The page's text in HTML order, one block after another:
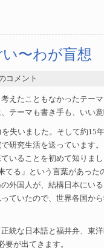
〜わが盲想
コメント
えたこともなかったテー
テーマも書き手も、いい
失いました。そして約15
研究生活を送っています。
いることを初めて知りま
てる」という言葉があった
外国人が、結構日本にい
ていたので、世界各国か
統な日本語と福井弁、東
要が出てきます。